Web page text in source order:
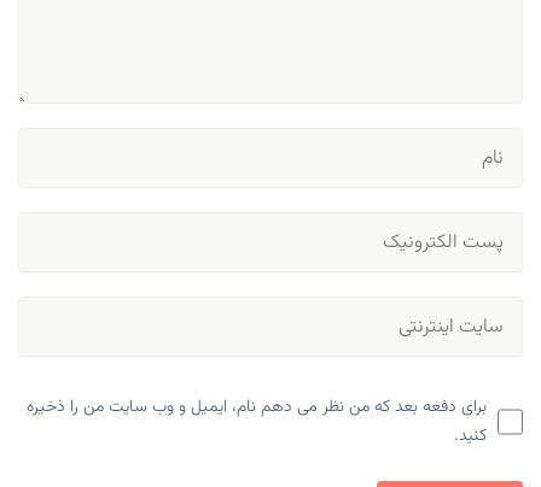
برای دفعه بعد که من نظر می دهم نام، ایمیل و وب سایت من را ذخیره
کنید.